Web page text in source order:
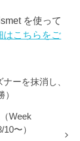
を使って
はこちらをご
ーを抹消し、
Week
10〜）